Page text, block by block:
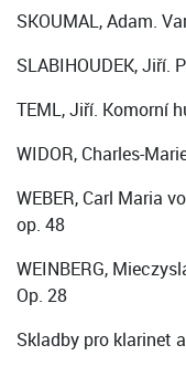
SKOUMAL, Adam.
SLABIHOUDEK, Jiří.
TEML, Jiří. Komorní
WIDOR, Charles-
WEBER, Carl Maria
op. 48
WEINBERG,
Op. 28
Skladby pro klarinet